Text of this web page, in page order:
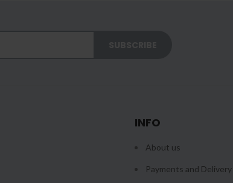
INFO
About us
Payments and Delivery